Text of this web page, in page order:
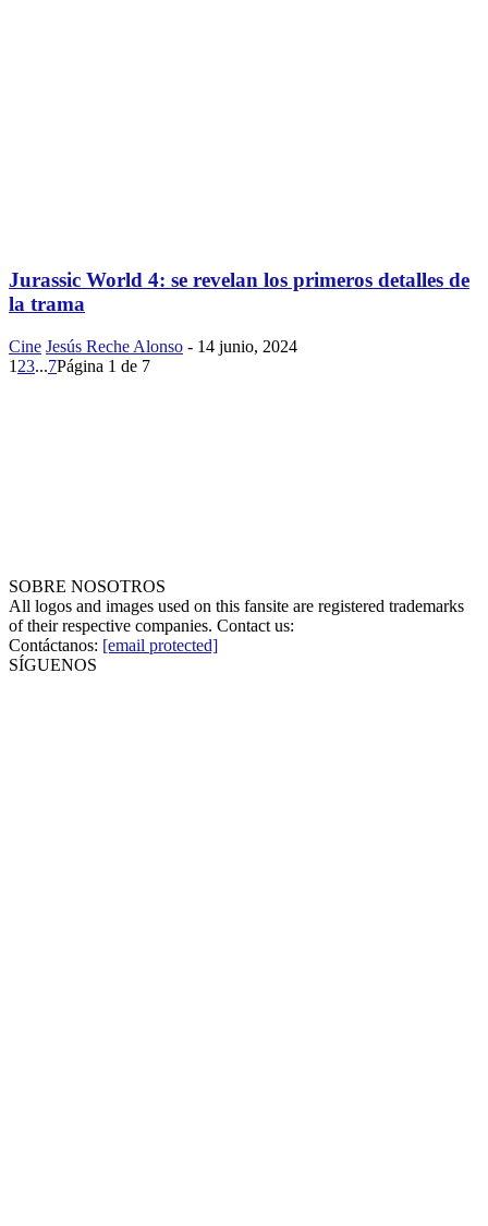
Jurassic World 4: se revelan los primeros detalles de
la trama
Cine Jesús Reche Alonso - 14 junio, 2024
1 23...7Página 1 de 7
SOBRE NOSOTROS
All logos and images used on this fansite are registered trademarks
of their respective companies. Contact us:
Contáctanos: [email protected]
SÍGUENOS